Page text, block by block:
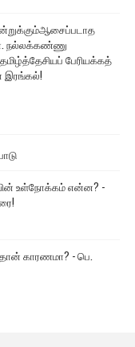
நல்லக்கண்ணு
பேரியக்கத்
இரங்கல்!
உள்நோக்கம் என்ன? -
காரணமா? - பெ.